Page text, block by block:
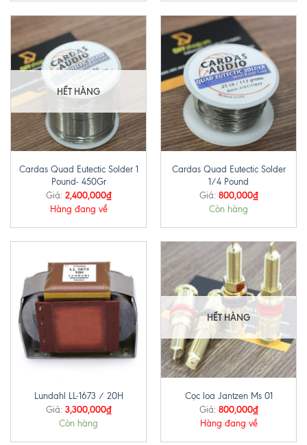
HẾT HÀNG
Cardas Quad Eutectic Solder 1
Pound- 450Gr
Giá: 2,400,000₫
Hàng đang về
Cardas Quad Eutectic Solder
1/4 Pound
Giá: 800,000₫
Còn hàng
Lundahl LL-1673 / 20H
Giá: 3,300,000₫
Còn hàng
HẾT HÀNG
Cọc loa Jantzen Ms 01
Giá: 800,000₫
Hàng đang về